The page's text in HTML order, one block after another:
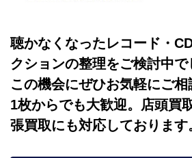
聴かなくなったレコード・
クションの整理をご検討中で
この機会にぜひお気軽にご相
1枚からでも大歓迎。店頭買
張買取にも対応しております